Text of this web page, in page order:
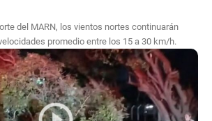
del MARN, los vientos nortes continuarán
promedio entre los 15 a 30 km/h.